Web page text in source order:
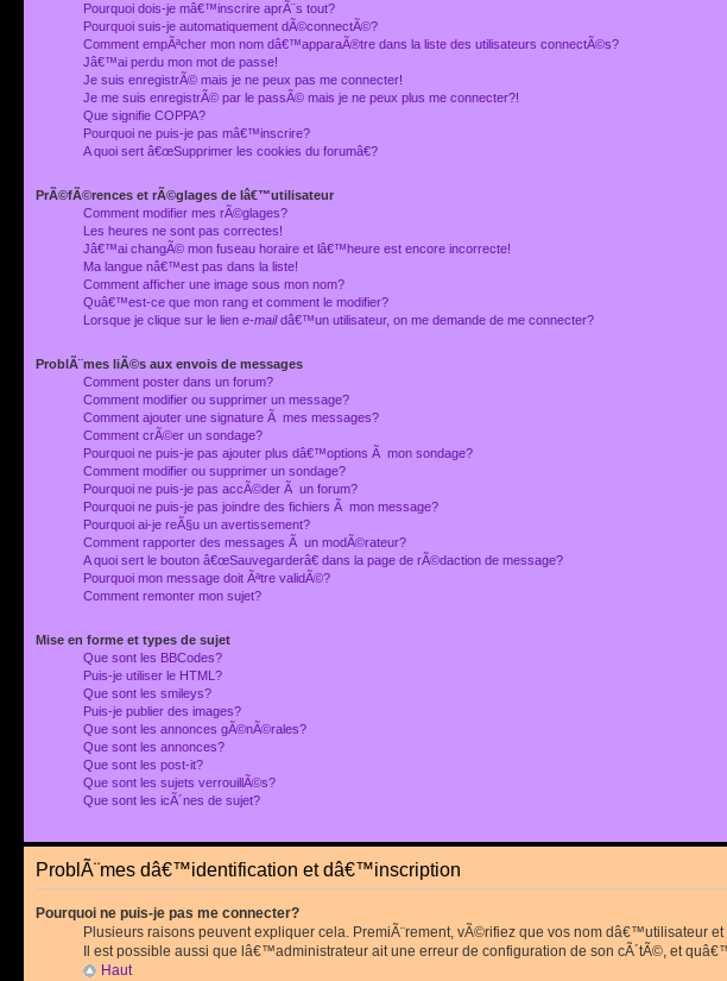
Pourquoi dois-je mâ€™inscrire aprÃ¨s tout?
Pourquoi suis-je automatiquement dÃ©connectÃ©?
Comment empÃªcher mon nom dâ€™apparaÃ®tre dans la liste des utilisateurs connectÃ©s?
Jâ€™ai perdu mon mot de passe!
Je suis enregistrÃ© mais je ne peux pas me connecter!
Je me suis enregistrÃ© par le passÃ© mais je ne peux plus me connecter?!
Que signifie COPPA?
Pourquoi ne puis-je pas mâ€™inscrire?
A quoi sert â€œSupprimer les cookies du forumâ€?
PrÃ©fÃ©rences et rÃ©glages de lâ€™utilisateur
Comment modifier mes rÃ©glages?
Les heures ne sont pas correctes!
Jâ€™ai changÃ© mon fuseau horaire et lâ€™heure est encore incorrecte!
Ma langue nâ€™est pas dans la liste!
Comment afficher une image sous mon nom?
Quâ€™est-ce que mon rang et comment le modifier?
Lorsque je clique sur le lien e-maildâ€™un utilisateur, on me demande de me connecter?
ProblÃ¨mes liÃ©s aux envois de messages
Comment poster dans un forum?
Comment modifier ou supprimer un message?
Comment ajouter une signature Ã mes messages?
Comment crÃ©er un sondage?
Pourquoi ne puis-je pas ajouter plus dâ€™options Ã mon sondage?
Comment modifier ou supprimer un sondage?
Pourquoi ne puis-je pas accÃ©der Ã un forum?
Pourquoi ne puis-je pas joindre des fichiers Ã mon message?
Pourquoi ai-je reÃ§u un avertissement?
Comment rapporter des messages Ã un modÃ©rateur?
A quoi sert le bouton â€œSauvegarderâ€ dans la page de rÃ©daction de message?
Pourquoi mon message doit Ãªtre validÃ©?
Comment remonter mon sujet?
Mise en forme et types de sujet
Que sont les BBCodes?
Puis-je utiliser le HTML?
Que sont les smileys?
Puis-je publier des images?
Que sont les annonces gÃ©nÃ©rales?
Que sont les annonces?
Que sont les post-it?
Que sont les sujets verrouillÃ©s?
Que sont les icÃ´nes de sujet?
ProblÃ¨mes dâ€™identification et dâ€™inscription
Pourquoi ne puis-je pas me connecter?
Plusieurs raisons peuvent expliquer cela. PremiÃ¨rement, vÃ©rifiez que vos nom
Il est possible aussi que lâ€™administrateur ait une erreur de configuration de son cÃ´tÃ©, et
Haut